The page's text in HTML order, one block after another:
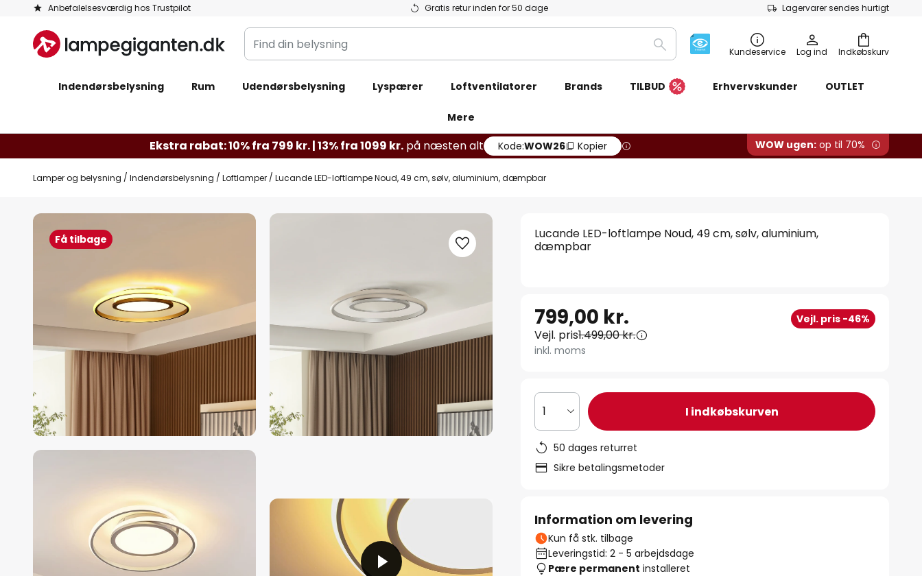
Anbefalelsesværdig hos Trustpilot Gratis retur inden for 50 dage Lagervarer sendes hurtigt
Skip
Content
Indkøbskurv
Find
din
Søg Kundeservice Log ind
Indendørsbelysning Rum Udendørsbelysning Lyspærer Loftventilatorer Brands TILBUD Erhvervskunder OUTLET
Mere
Ekstra rabat: 10% fra 799 kr. | 13% fra 1099 kr. på næsten alt Kode:WOW26 Kopier WOW ugen: op til 70%
Lamper og belysning Indendørsbelysning Loftlamper Lucande LED-loftlampe Noud, 49 cm, sølv, aluminium, dæmpbar
Få tilbage
Gå
billedgalleriet
Lucande LED-loftlampe Noud, 49 cm, sølv, aluminium,
dæmpbar
799,00 kr. Vejl. pris -46%
Vejl. pris1.499,00 kr.
inkl. moms
1 I indkøbskurven
50 dages returret
Sikre betalingsmetoder
Information om levering
Kun få stk. tilbage
Leveringstid: 2 - 5 arbejdsdage
Pære permanent installeret